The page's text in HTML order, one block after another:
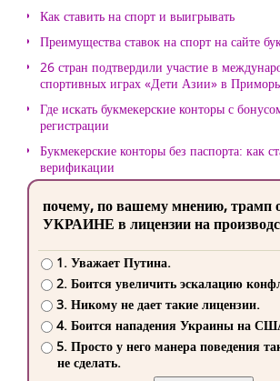
Как ставить на спорт и выигрывать
Преимущества ставок на спорт на сайте
26 стран подтвердили участие в
спортивных играх «Дети Азии» в
Где искать букмекерские конторы с
регистрации
Букмекерские конторы без паспорта: как
верификации
почему, по вашему мнению, трамп
УКРАИНЕ в лицензии на
1. Уважает Путина.
2. Боится увеличить эскалацию
3. Никому не дает такие лицензии.
4. Боится нападения Украины на
5. Просто у него манера поведения
не сделать.